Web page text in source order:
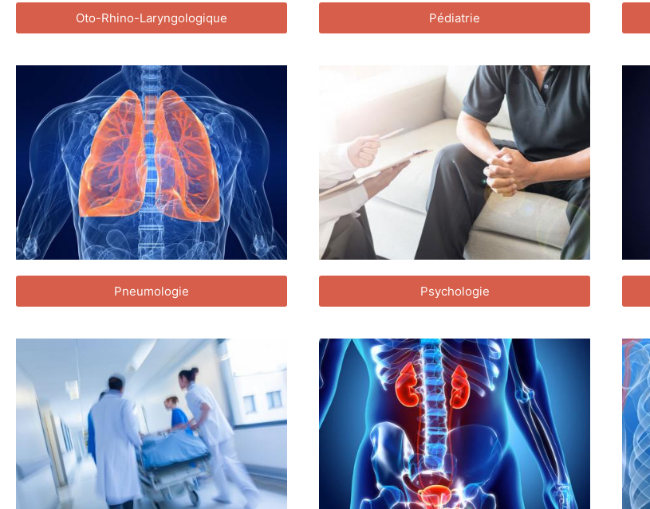
Oto-Rhino-Laryngologique Pédiatrie
Pneumologie Psychologie